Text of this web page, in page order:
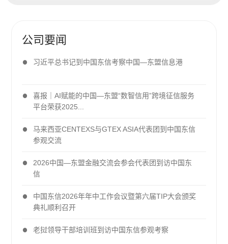
公司要闻
习近平总书记到中国东信考察中国—东盟信息港
喜报｜AI赋能的中国—东盟“数智信用”跨境征信服务
平台荣获2025...
马来西亚CENTEXS与GTEX ASIA代表团到中国东信
参观交流
2026中国—东盟金融交流会参会代表团到访中国东
信
中国东信2026年年中工作会议暨第六届TIP大会颁奖
典礼顺利召开
老挝领导干部培训班到访中国东信参观考察